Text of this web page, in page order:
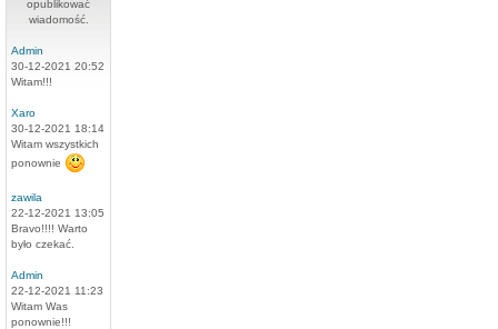
opublikować
wiadomość.
Admin
30-12-2021 20:52
Witam!!!
Xaro
30-12-2021 18:14
Witam wszystkich
ponownie
zawila
22-12-2021 13:05
Bravo!!!! Warto
było czekać.
Admin
22-12-2021 11:23
Witam Was
ponownie!!!